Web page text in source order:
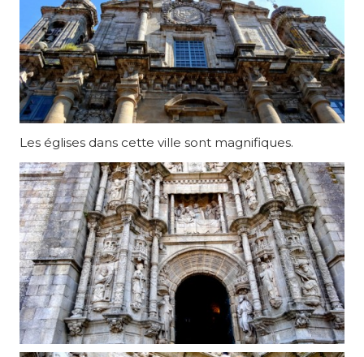
Les églises dans cette ville sont magnifiques.